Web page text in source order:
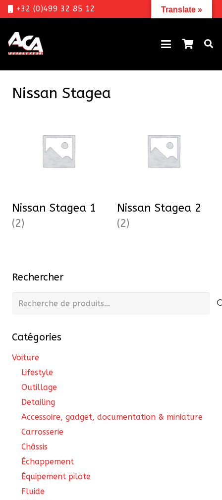
+32 (0)499 32 85 12
Nissan Stagea
Nissan Stagea 1
(2)
Nissan Stagea 2
(2)
Rechercher
Recherche
Catégories
Voiture
Lifestyle
Outillage
Detailing
Accessoire, gadget, documentation & miniature
Carrosserie
Châssis
Échappement
Équipement pilote
Fluide
Translate »